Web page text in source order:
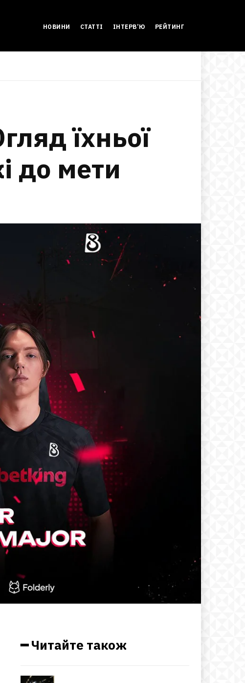
НОВИНИ СТАТТІ ІНТЕРВ’Ю РЕЙТИНГ
їхньої
до мети
━ Читайте також